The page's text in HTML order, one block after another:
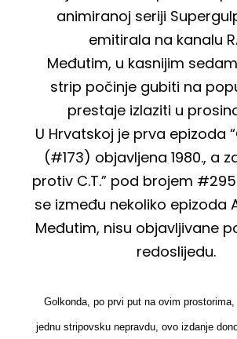
animiranoj seriji
emitirala na kanalu
Međutim, u kasnijim
strip počinje gubiti na
prestaje izlaziti u
U Hrvatskoj je prva epizoda
(#173) objavljena 1980., a
protiv C.T.” pod brojem
se između nekoliko epizoda
Međutim, nisu objavljivane
redoslijedu.
Golkonda, po prvi put na ovim
jednu stripovsku nepravdu, ovo izdanje